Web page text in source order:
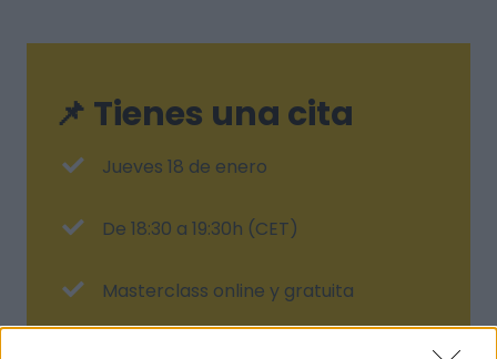
📌 Tienes una cita
Jueves 18 de enero
De 18:30 a 19:30h (CET)
Masterclass online y gratuita